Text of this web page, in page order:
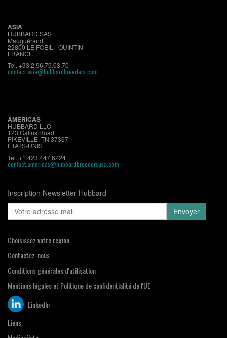
ASIA
HUBBARD SAS
Mauguérand
22800 LE FOEIL - QUINTIN
FRANCE
Tel. +33.2.96.79.63.70
contact.asia@hubbardbreeders.com
AMERICAS
HUBBARD LLC
123 Gallus Road
PIKEVILLE, TN 37367
ÉTATS-UNIS
Tel. +1.423.447.6224
contact.americas@hubbardbreedersusa.com
Inscription Newsletter Hubbard
Choisissez votre région
Contactez-nous
Conditions générales d'utilisation
Mentions légales et Politique de confidentialité de l'UE
LinkedIn
Liens